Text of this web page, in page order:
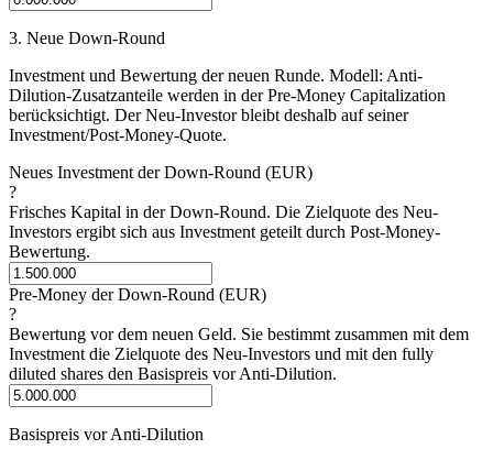
3. Neue Down-Round
Investment und Bewertung der neuen Runde. Modell: Anti-
Dilution-Zusatzanteile werden in der Pre-Money Capitalization
berücksichtigt. Der Neu-Investor bleibt deshalb auf seiner
Investment/Post-Money-Quote.
Neues Investment der Down-Round (EUR)
?
Frisches Kapital in der Down-Round. Die Zielquote des Neu-
Investors ergibt sich aus Investment geteilt durch Post-Money-
Bewertung.
Pre-Money der Down-Round (EUR)
?
Bewertung vor dem neuen Geld. Sie bestimmt zusammen mit dem
Investment die Zielquote des Neu-Investors und mit den fully
diluted shares den Basispreis vor Anti-Dilution.
Basispreis vor Anti-Dilution